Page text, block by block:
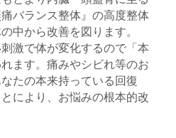
バランス整体』の高度整体
中から改善を図ります。
激で体が変化するので「本
ます。痛みやシビれ等のお
たの本来持っている回復
により、お悩みの根本的改